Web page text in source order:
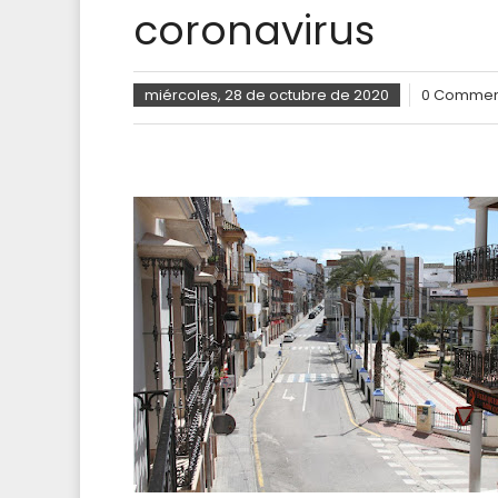
coronavirus
miércoles, 28 de octubre de 2020 0